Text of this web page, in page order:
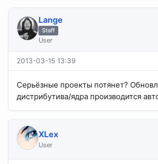
Lange
Staff
User
2013-03-15 13:39
Серьёзные проекты потянет?
дистрибутива/ядра производится
XLex
User